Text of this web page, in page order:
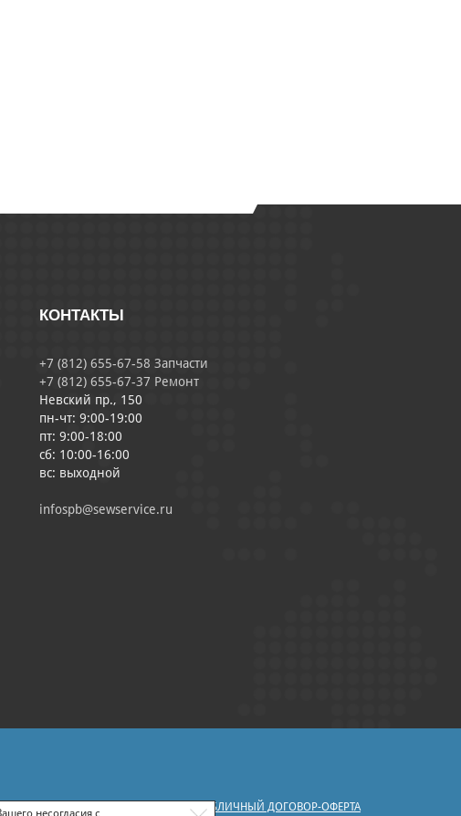
КОНТАКТЫ
+7 (812) 655-67-58 Запчасти
+7 (812) 655-67-37 Ремонт
Невский пр., 150
пн-чт: 9:00-19:00
пт: 9:00-18:00
сб: 10:00-16:00
вс: выходной
infospb@sewservice.ru
ПЕРСОНАЛЬНЫХ ДАННЫХ | ПУБЛИЧНЫЙ ДОГОВОР-ОФЕРТА
несогласия с